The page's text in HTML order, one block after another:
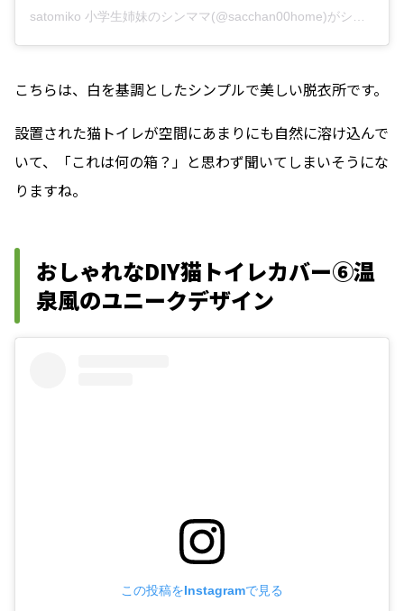
satomiko 小学生姉妹のシンママ(@sacchan00home)がシェアした投稿
こちらは、白を基調としたシンプルで美しい脱衣所です。
設置された猫トイレが空間にあまりにも自然に溶け込んで
いて、「これは何の箱？」と思わず聞いてしまいそうにな
りますね。
おしゃれなDIY猫トイレカバー⑥温
泉風のユニークデザイン
この投稿をInstagramで見る